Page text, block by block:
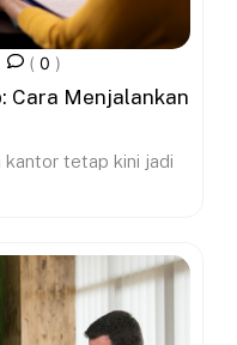
( 0 )
Cara Menjalankan
kantor tetap kini jadi